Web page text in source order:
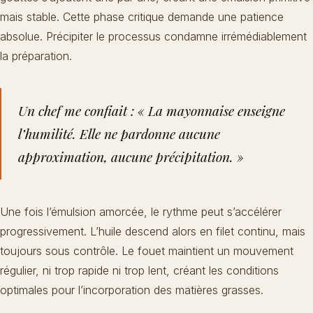
mais stable. Cette phase critique demande une patience
absolue. Précipiter le processus condamne irrémédiablement
la préparation.
Un chef me confiait : « La mayonnaise enseigne
l’humilité. Elle ne pardonne aucune
approximation, aucune précipitation. »
Une fois l’émulsion amorcée, le rythme peut s’accélérer
progressivement. L’huile descend alors en filet continu, mais
toujours sous contrôle. Le fouet maintient un mouvement
régulier, ni trop rapide ni trop lent, créant les conditions
optimales pour l’incorporation des matières grasses.